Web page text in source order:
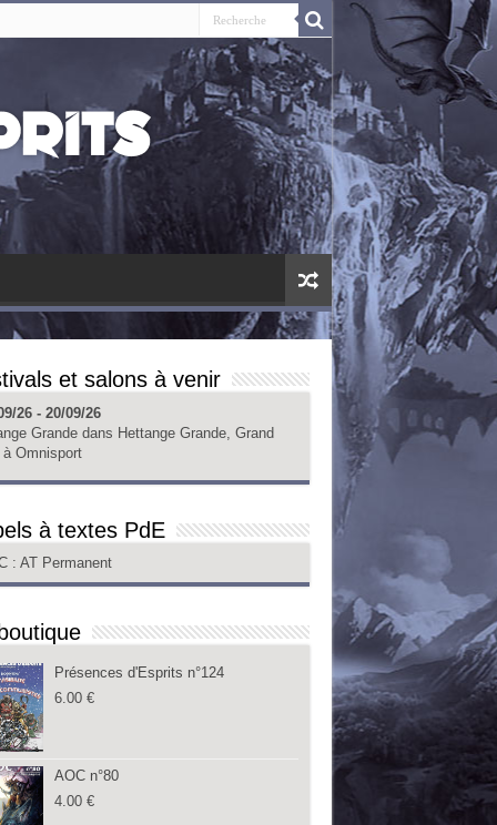
et salons à venir
26 - 20/09/26
Grande dans Hettange Grande, Grand
à Omnisport
à textes PdE
: AT Permanent
Présences d'Esprits n°124
6.00 €
AOC n°80
4.00 €